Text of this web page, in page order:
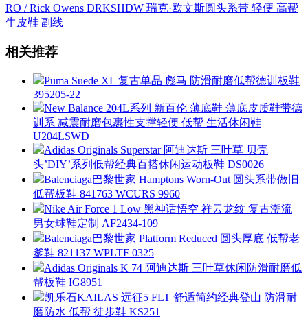
RO / Rick Owens DRKSHDW 瑞克·欧文斯圆头系带 轻便 高帮
牛皮鞋 副线
相关推荐
Puma Suede XL 复古单品 彪马 防滑耐磨低帮德训板鞋
395205-22
New Balance 204L系列 新百伦 薄底鞋 薄底皮质鞋带德
训系 减震耐磨包裹性支撑轻便 低帮 生活休闲鞋
U204LSWD
Adidas Originals Superstar 阿迪达斯 三叶草 贝壳
头’DIY’系列低帮经典百搭休闲运动板鞋 DS0026
Balenciaga巴黎世家 Hamptons Worn-Out 圆头系带做旧
低帮板鞋 841763 WCURS 9960
Nike Air Force 1 Low 黑神话悟空 祥云龙纹 复古潮流
男女球鞋定制 AF2434-109
Balenciaga巴黎世家 Platform Reduced 圆头厚底 低帮老
爹鞋 821137 WPLTF 0325
Adidas Originals K 74 阿迪达斯 三叶草休闲防滑耐磨低
帮板鞋 IG8951
凯乐石KAILAS 远征5 FLT 舒适简约经典登山 防滑耐
磨防水 低帮 徒步鞋 KS251